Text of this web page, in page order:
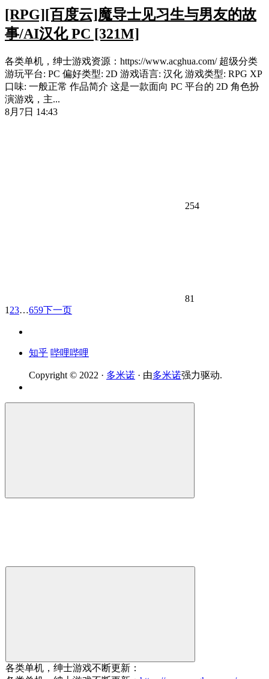
[RPG][百度云]魔导士见习生与男友的故
事/AI汉化 PC [321M]
各类单机，绅士游戏资源：https://www.acghua.com/ 超级分类
游玩平台: PC 偏好类型: 2D 游戏语言: 汉化 游戏类型: RPG XP
口味: 一般正常 作品简介 这是一款面向 PC 平台的 2D 角色扮
演游戏，主...
8月7日 14:43
254
81
1 23…659下一页
知乎 哔哩哔哩
Copyright © 2022 · 多米诺 · 由多米诺强力驱动.
各类单机，绅士游戏不断更新：